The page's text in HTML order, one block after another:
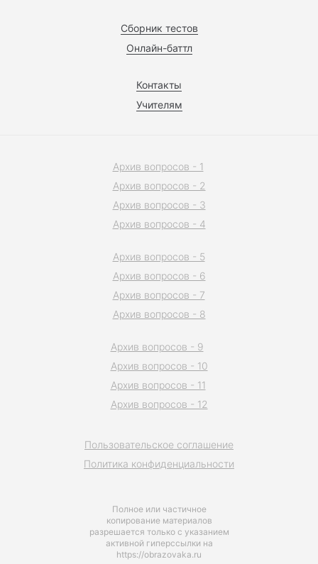
Сборник тестов
Онлайн-баттл
Контакты
Учителям
Полное или частичное
копирование материалов
разрешается только с указанием
активной гиперссылки на
https://obrazovaka.ru
Пользовательское соглашение
Политика конфиденциальности
Архив вопросов - 1
Архив вопросов - 2
Архив вопросов - 3
Архив вопросов - 4
Архив вопросов - 5
Архив вопросов - 6
Архив вопросов - 7
Архив вопросов - 8
Архив вопросов - 9
Архив вопросов - 10
Архив вопросов - 11
Архив вопросов - 12